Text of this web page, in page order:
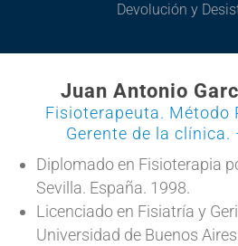
Devolución y
Juan Antonio
Fisioterapeuta. Método
Gerente de la clínica.
Diplomado en Fisioterapia
Sevilla. España. 1998.
Licenciado en Fisiatría y
Universidad de Buenos